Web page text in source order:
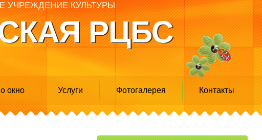
РЦБС
УЧРЕЖДЕНИЕ КУЛЬТУРЫ
окно Услуги Фотогалерея Контакты